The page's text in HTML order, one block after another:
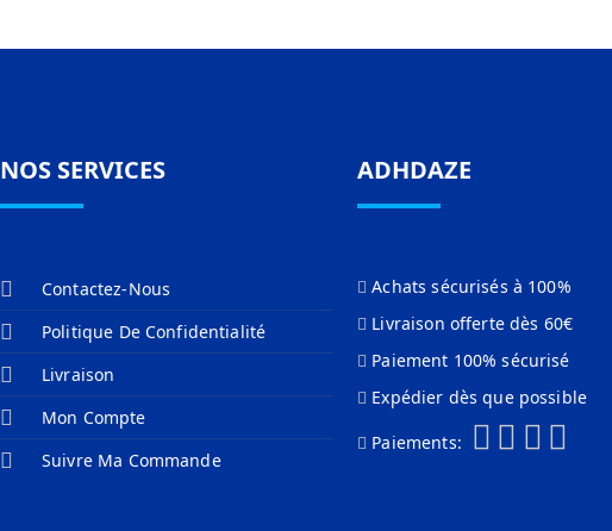
NOS SERVICES
Contactez-Nous
Politique De Confidentialité
Livraison
Mon Compte
Suivre Ma Commande
ADHDAZE
Achats sécurisés à 100%
Livraison offerte dès 60€
Paiement 100% sécurisé
Expédier dès que possible
Paiements: